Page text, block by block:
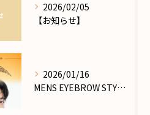
2026/02/05
【お知らせ】
2026/01/16
MENS EYEBROW STYLE_PART.Ⅶ